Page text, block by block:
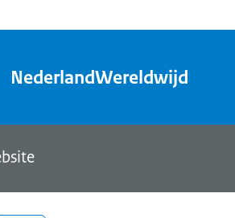
NederlandWereldwijd